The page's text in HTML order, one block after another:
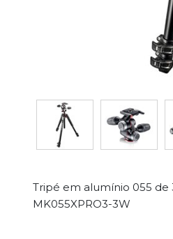
Tripé em alumínio 055 de
MK055XPRO3-3W